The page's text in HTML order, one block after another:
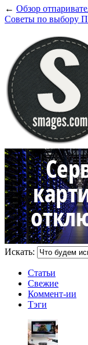
← Обзор
Советы по выбору
Искать:
Статьи
Свежие
Коммент-ии
Тэги